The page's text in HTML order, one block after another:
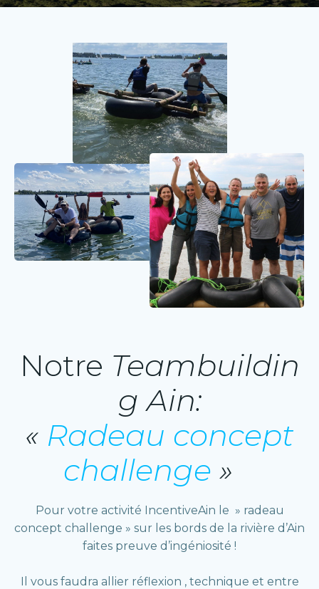
Notre Teambuildin
g Ain:
« Radeau concept
challenge »
Pour votre activité IncentiveAin le » radeau
concept challenge » sur les bords de la rivière d’Ain
faites preuve d’ingéniosité !
Il vous faudra allier réflexion , technique et entre